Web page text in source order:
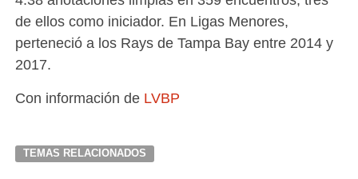
de ellos como iniciador. En Ligas Menores,
perteneció a los Rays de Tampa Bay entre 2014 y
2017.
Con información de LVBP
TEMAS RELACIONADOS